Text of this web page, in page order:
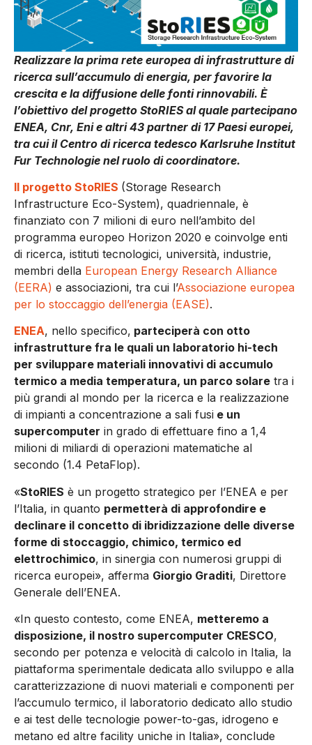
Realizzare la prima rete europea di infrastrutture di
ricerca sull’accumulo di energia, per favorire la
crescita e la diffusione delle fonti rinnovabili. È
l’obiettivo del progetto StoRIES al quale partecipano
ENEA, Cnr, Eni e altri 43 partner di 17 Paesi europei,
tra cui il Centro di ricerca tedesco Karlsruhe Institut
Fur Technologie nel ruolo di coordinatore.
Il progetto StoRIES (Storage Research
Infrastructure Eco-System), quadriennale, è
finanziato con 7 milioni di euro nell’ambito del
programma europeo Horizon 2020 e coinvolge enti
di ricerca, istituti tecnologici, università, industrie,
membri della European Energy Research Alliance
(EERA) e associazioni, tra cui l’Associazione europea
per lo stoccaggio dell’energia (EASE).
ENEA, nello specifico, parteciperà con otto
infrastrutture fra le quali un laboratorio hi-tech
per sviluppare materiali innovativi di accumulo
termico a media temperatura, un parco solare tra i
più grandi al mondo per la ricerca e la realizzazione
di impianti a concentrazione a sali fusi e un
supercomputer in grado di effettuare fino a 1,4
milioni di miliardi di operazioni matematiche al
secondo (1.4 PetaFlop).
«StoRIES è un progetto strategico per l’ENEA e per
l’Italia, in quanto permetterà di approfondire e
declinare il concetto di ibridizzazione delle diverse
forme di stoccaggio, chimico, termico ed
elettrochimico, in sinergia con numerosi gruppi di
ricerca europei», afferma Giorgio Graditi, Direttore
Generale dell’ENEA.
«In questo contesto, come ENEA, metteremo a
disposizione, il nostro supercomputer CRESCO,
secondo per potenza e velocità di calcolo in Italia, la
piattaforma sperimentale dedicata allo sviluppo e alla
caratterizzazione di nuovi materiali e componenti per
l’accumulo termico, il laboratorio dedicato allo studio
e ai test delle tecnologie power-to-gas, idrogeno e
metano ed altre facility uniche in Italia», conclude